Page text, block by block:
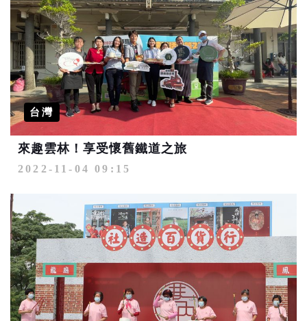
台灣
來趣雲林！享受懷舊鐵道之旅
2022-11-04 09:15